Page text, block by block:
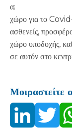
απαιτήσεις κάθε
χώρο για το
ασθενείς,
χώρο υποδοχής,
σε αυτόν στο
Μοιραστείτε